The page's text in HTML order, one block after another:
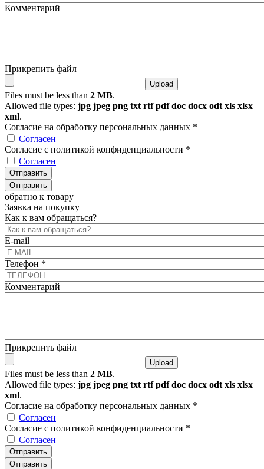
Комментарий
Прикрепить файл
Files must be less than 2 MB.
Allowed file types: jpg jpeg png txt rtf pdf doc docx odt xls xlsx
xml.
Согласие на обработку персональных данных *
Согласен
Согласие с политикой конфиденциальности *
Согласен
обратно к товару
Заявка на покупку
Как к вам обращаться?
E-mail
Телефон *
Комментарий
Прикрепить файл
Files must be less than 2 MB.
Allowed file types: jpg jpeg png txt rtf pdf doc docx odt xls xlsx
xml.
Согласие на обработку персональных данных *
Согласен
Согласие с политикой конфиденциальности *
Согласен